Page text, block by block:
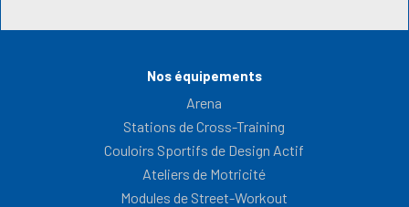
Nos équipements
Arena
Stations de Cross-Training
Couloirs Sportifs de Design Actif
Ateliers de Motricité
Modules de Street-Workout